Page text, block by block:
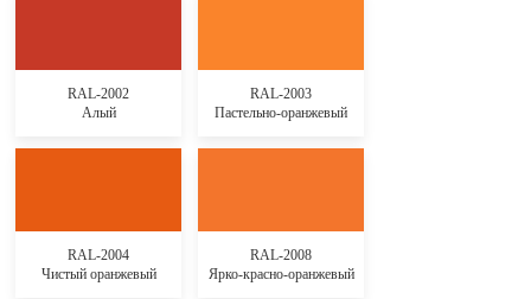
RAL-2002
Алый
RAL-2003
Пастельно-оранжевый
RAL-2004
Чистый оранжевый
RAL-2008
Ярко-красно-оранжевый